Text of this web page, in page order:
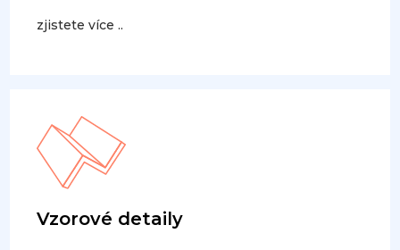
zjistete více ..
Vzorové detaily